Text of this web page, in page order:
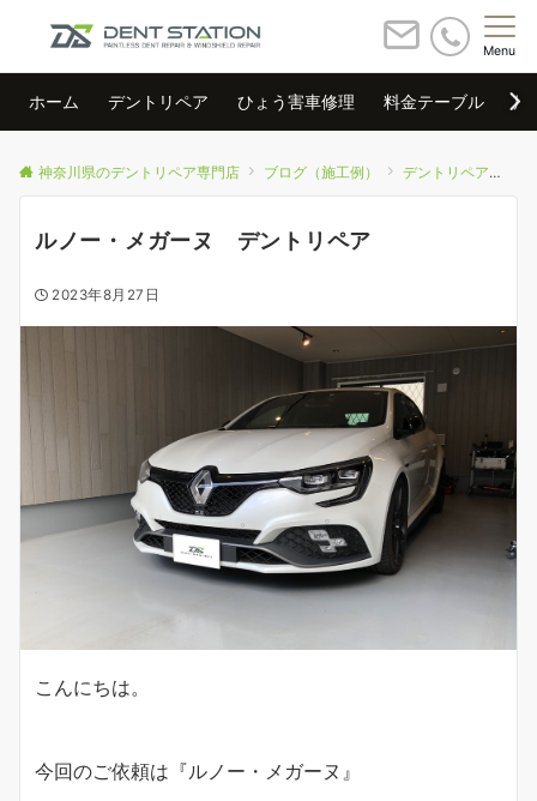
Menu
ホーム デントリペア ひょう害車修理 料金テーブル 店
神奈川県のデントリペア専門店 ブログ（施工例） デントリペア
ルノー・メガーヌ デントリペア
2023年8月27日
こんにちは。
今回のご依頼は『ルノー・メガーヌ』